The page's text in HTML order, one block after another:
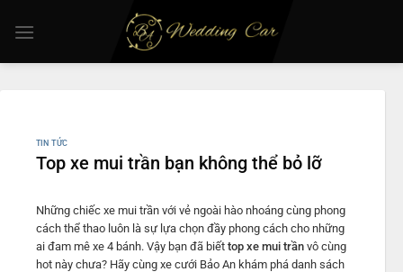
đến
TIN TỨC
Top xe mui trần bạn không thể bỏ lỡ
Những chiếc xe mui trần với vẻ ngoài hào nhoáng cùng phong
cách thể thao luôn là sự lựa chọn đầy phong cách cho những
ai đam mê xe 4 bánh. Vậy bạn đã biết top xe mui trầnvô cùng
hot này chưa? Hãy cùng xe cưới Bảo An khám phá danh sách